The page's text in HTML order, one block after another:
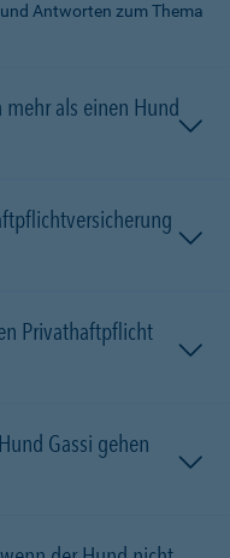
Antworten zum Thema
als einen Hund
Privathaftpflicht
Gassi gehen